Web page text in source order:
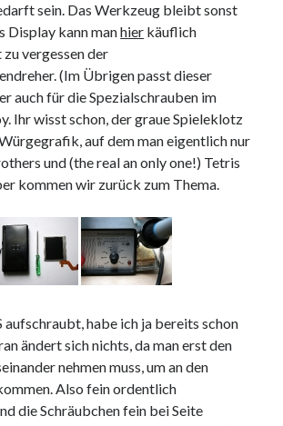
of nintendo DS lite
SSD
SSD
auf SSD
sein. Das Werkzeug bleibt sonst
Display kann manhier käuflich
vergessen der
(Im Übrigen passt dieser
auch für die Spezialschrauben im
Ihr wisst schon, der graue Spieleklotz
auf dem man eigentlich nur
und (the real an only one!) Tetris
kommen wir zurück zum Thema.
aufschraubt, habe ich ja bereits schon
ändert sich nichts, da man erst den
nehmen muss, um an den
Also fein ordentlich
die Schräubchen fein bei Seite